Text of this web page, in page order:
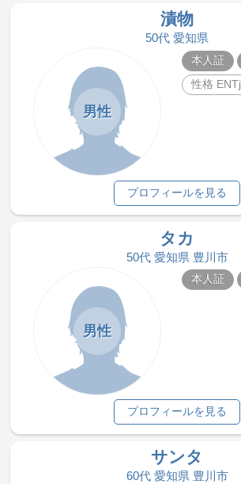
漬物
50代 愛知県
男性
本人証
性格 ENTj
プロフィールを見る
タカ
50代 愛知県 豊川市
男性
本人証
プロフィールを見る
サンタ
60代 愛知県 豊川市